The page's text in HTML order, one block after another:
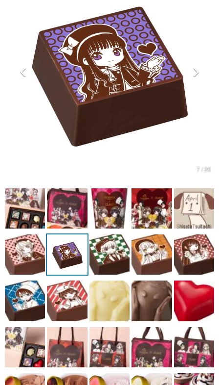
ゲーム開発者・hamatsu氏がゲームの魅力を画面や操作の
具体的な形から解き明かしていく、硬派で骨太な評論連載
ゲームが変えた日本語
「経験値」「裏技」「ラスボス」… ゲームにまつわる言葉
の起源や用法の変遷を、コンピューター文化史研究家・タ
イニーP氏が徹底調査。
カテゴリ
その他
電ファミニコゲーマーとは？
運営：株式会社マレ
7 / 26